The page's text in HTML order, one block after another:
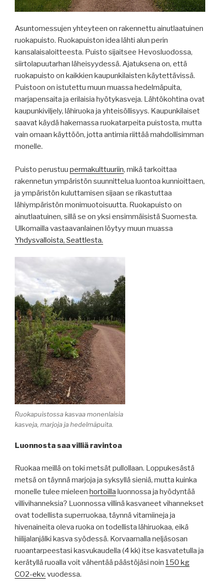
Asuntomessujen yhteyteen on rakennettu ainutlaatuinen
ruokapuisto. Ruokapuiston idea lähti alun perin
kansalaisaloitteesta. Puisto sijaitsee Hevosluodossa,
siirtolapuutarhan läheisyydessä. Ajatuksena on, että
ruokapuisto on kaikkien kaupunkilaisten käytettävissä.
Puistoon on istutettu muun muassa hedelmäpuita,
marjapensaita ja erilaisia hyötykasveja. Lähtökohtina ovat
kaupunkiviljely, lähiruoka ja yhteisöllisyys. Kaupunkilaiset
saavat käydä hakemassa ruokatarpeita puistosta, mutta
vain omaan käyttöön, jotta antimia riittää mahdollisimman
monelle.
Puisto perustuu permakulttuuriin, mikä tarkoittaa
rakennetun ympäristön suunnittelua luontoa kunnioittaen,
ja ympäristön kuluttamisen sijaan se rikastuttaa
lähiympäristön monimuotoisuutta. Ruokapuisto on
ainutlaatuinen, sillä se on yksi ensimmäisistä Suomesta.
Ulkomailla vastaavanlainen löytyy muun muassa
Yhdysvalloista, Seattlesta.
Ruokapuistossa kasvaa monenlaisia
kasveja, marjoja ja hedelmäpuita.
Luonnosta saa villiä ravintoa
Ruokaa meillä on toki metsät pullollaan. Loppukesästä
metsä on täynnä marjoja ja syksyllä sieniä, mutta kuinka
monelle tulee mieleen hortoilla luonnossa ja hyödyntää
villivihanneksia? Luonnossa villinä kasvaneet vihannekset
ovat todellista superruokaa, täynnä vitamiineja ja
hivenaineita oleva ruoka on todellista lähiruokaa, eikä
hiilijalanjälki kasva syödessä. Korvaamalla neljäsosan
ruoantarpeestasi kasvukaudella (4 kk) itse kasvatetulla ja
kerätyllä ruoalla voit vähentää päästöjäsi noin 150 kg
CO2-ekv. vuodessa.